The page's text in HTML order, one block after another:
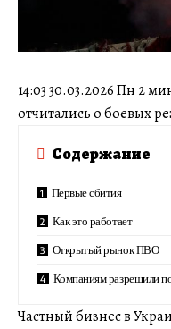
14:03 30.03.2026 Пн 2
отчитались о боевых
Содержание
Первые сбития
Как это работает
Открытый рынок ПВО
Компаниям разрешили
Частный бизнес в